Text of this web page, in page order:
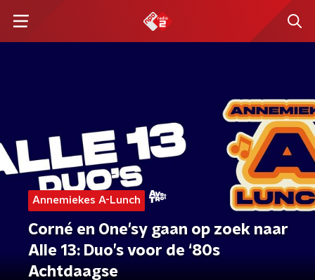
Annemiekes A-Lunch
Corné en One'sy gaan op zoek naar
Alle 13: Duo’s voor de ‘80s
Achtdaagse